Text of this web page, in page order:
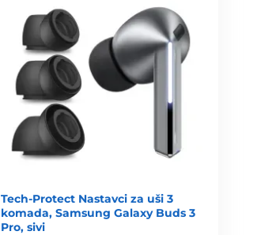
Tech-Protect Nastavci za uši 3
komada, Samsung Galaxy Buds 3
Pro, sivi